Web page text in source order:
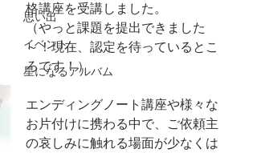
思い出
イベント
星になるアルバム
格講座を受講しました。
（やっと課題を提出できました
～！現在、認定を待っているとこ
ろです！）
エンディングノート講座や様々な
お片付けに携わる中で、ご依頼主
の哀しみに触れる場面が少なくは